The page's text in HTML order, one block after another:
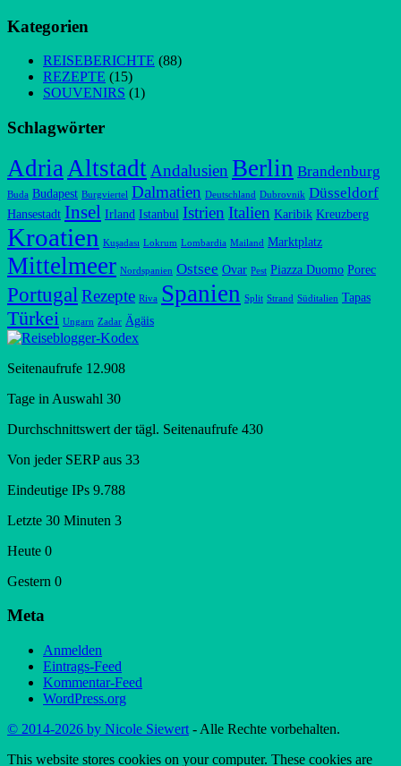
Kategorien
REISEBERICHTE (88)
REZEPTE (15)
SOUVENIRS (1)
Schlagwörter
Adria Altstadt Andalusien Berlin Brandenburg
Buda Budapest Burgviertel Dalmatien Deutschland Dubrovnik Düsseldorf
Hansestadt Insel Irland Istanbul Istrien Italien Karibik Kreuzberg
Kroatien Kuşadası Lokrum Lombardia Mailand Marktplatz
Mittelmeer Nordspanien Ostsee Ovar Pest Piazza Duomo Porec
Portugal Rezepte Riva Spanien Split Strand Süditalien Tapas
Türkei Ungarn Zadar Ägäis
Seitenaufrufe 12.908
Tage in Auswahl 30
Durchschnittswert der tägl. Seitenaufrufe 430
Von jeder SERP aus 33
Eindeutige IPs 9.788
Letzte 30 Minuten 3
Heute 0
Gestern 0
Meta
Anmelden
Eintrags-Feed
Kommentar-Feed
WordPress.org
© 2014-2026 by Nicole Siewert - Alle Rechte vorbehalten.
This website stores cookies on your computer. These cookies are